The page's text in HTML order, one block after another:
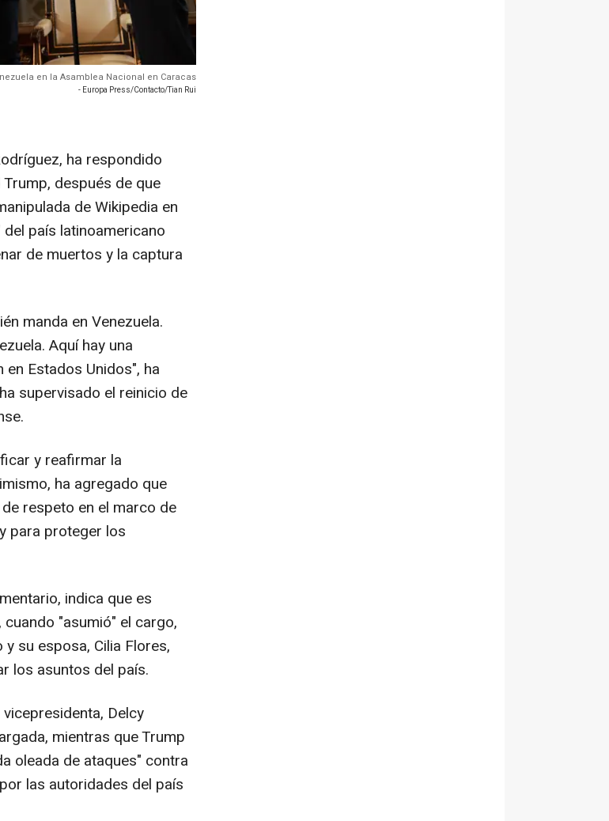
en la Asamblea Nacional en Caracas
- Europa Press/Contacto/Tian Rui
ha respondido
después de que
de Wikipedia en
país latinoamericano
de muertos y la captura
manda en Venezuela.
Aquí hay una
Estados Unidos", ha
supervisado el reinicio de
y reafirmar la
ha agregado que
respeto en el marco de
para proteger los
indica que es
"asumió" el cargo,
su esposa, Cilia Flores,
los asuntos del país.
Delcy
mientras que Trump
oleada de ataques" contra
las autoridades del país